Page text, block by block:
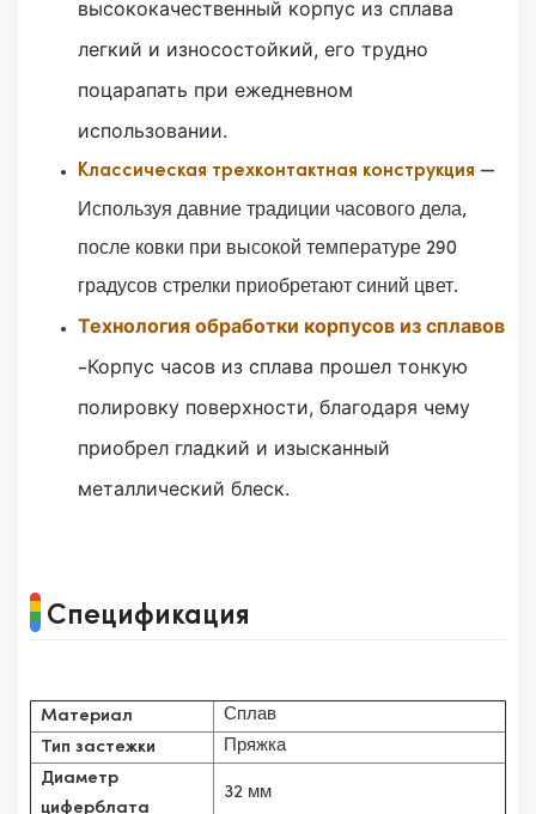
высококачественный корпус из сплава
легкий и износостойкий, его трудно
поцарапать при ежедневном
использовании.
Классическая трехконтактная конструкция —
Используя давние традиции часового дела,
после ковки при высокой температуре 290
градусов стрелки приобретают синий цвет.
Технология обработки корпусов из сплавов
-Корпус часов из сплава прошел тонкую
полировку поверхности, благодаря чему
приобрел гладкий и изысканный
металлический блеск.
Спецификация
Материал Сплав
Тип застежки Пряжка
Диаметр
циферблата
32 мм